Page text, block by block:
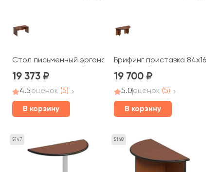
Стол письменный эргономичный левый 160x98x75 Дин-Р
19 373
4.5оценок (5)
В корзину
Брифинг приставка
19 700
5.0оценок (5)
В корзину
5147 5148